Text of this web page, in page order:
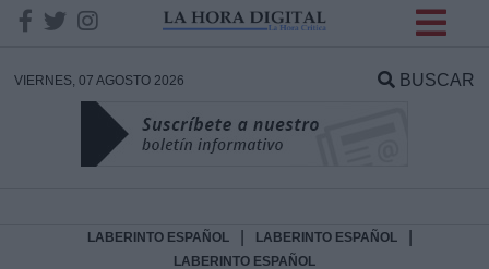
VIERNES, 07 AGOSTO 2026 BUSCAR
LABERINTO ESPAÑOL LABERINTO ESPAÑOL
LABERINTO ESPAÑOL
DATOS
Responsable: